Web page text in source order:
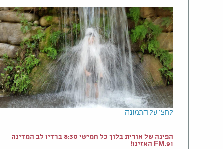
לחצו על התמונה
הפינה של אורית בלוך כל חמישי 8:30 ברדיו לב המדינה
91.FM האזינו!